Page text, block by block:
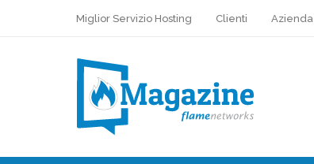
Miglior Servizio Hosting Clienti Azienda